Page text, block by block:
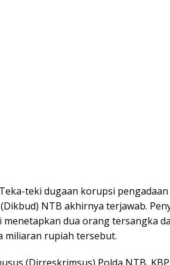
teki dugaan korupsi
NTB akhirnya terjawab.
menetapkan dua orang tersangka
miliaran rupiah tersebut.